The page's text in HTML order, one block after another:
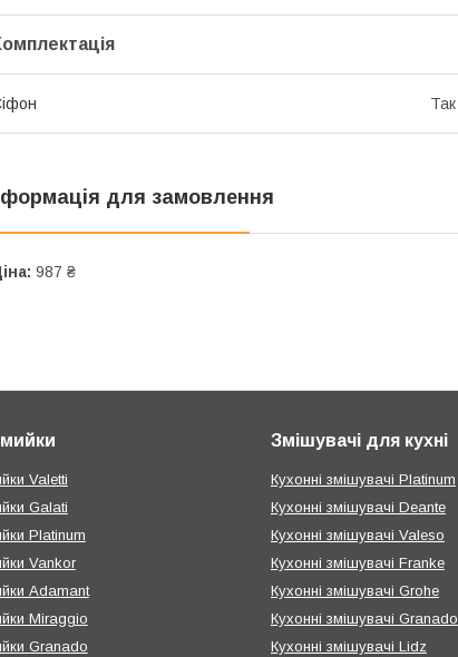
Так
для замовлення
987 ₴
мийки
Valetti
Galati
Platinum
Vankor
Adamant
Miraggio
Granado
Змішувачі для кухні
Кухонні змішувачі Platinum
Кухонні змішувачі Deante
Кухонні змішувачі Valeso
Кухонні змішувачі Franke
Кухонні змішувачі Grohe
Кухонні змішувачі Granado
Кухонні змішувачі Lidz